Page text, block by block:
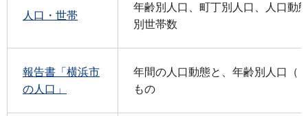
人口・世帯
年齢別人口、町丁別人口、人口動
別世帯数
報告書「横浜市
の人口」
年間の人口動態と、年齢別人口（
もの